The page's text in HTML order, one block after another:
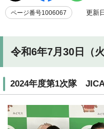
ページ番号1006067 更新日
令和6年7月30日（火
2024年度第1次隊